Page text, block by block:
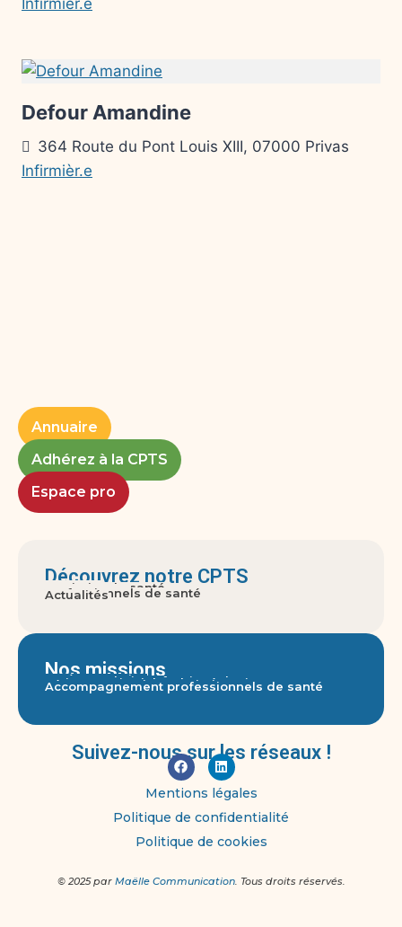
Infirmièr.e
Defour Amandine
364 Route du Pont Louis XIII, 07000 Privas
Infirmièr.e
Annuaire
Adhérez à la CPTS
Espace pro
Découvrez notre CPTS
A propos
Territoire de santé
Gouvernance
Usagers
Professionnels de santé
Actualités
Nos missions
Accès aux soins
Parcours pluri-professionnels
Actions territoriales de prévention
Réponse aux crises sanitaires graves
Accompagnement professionnels de santé
Suivez-nous sur les réseaux !
Mentions légales
Politique de confidentialité
Politique de cookies
© 2025 par Maëlle Communication. Tous droits réservés.